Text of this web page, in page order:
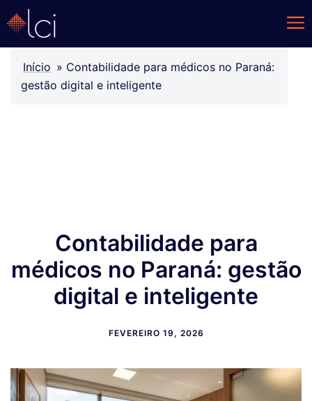
Início » Contabilidade para médicos no Paraná:
gestão digital e inteligente
Contabilidade para
médicos no Paraná: gestão
digital e inteligente
FEVEREIRO 19, 2026